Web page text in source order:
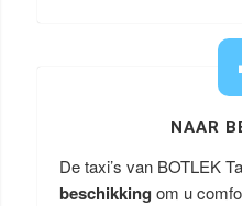
NAAR
De taxi’s van BOTLEK
beschikking om u